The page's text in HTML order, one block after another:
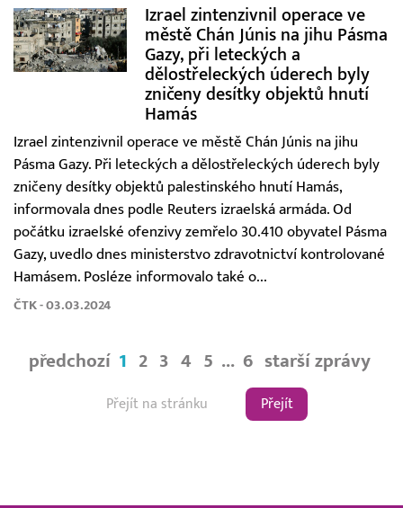
Izrael zintenzivnil operace ve
městě Chán Júnis na jihu Pásma
Gazy, při leteckých a
dělostřeleckých úderech byly
zničeny desítky objektů hnutí
Hamás
Izrael zintenzivnil operace ve městě Chán Júnis na jihu
Pásma Gazy. Při leteckých a dělostřeleckých úderech byly
zničeny desítky objektů palestinského hnutí Hamás,
informovala dnes podle Reuters izraelská armáda. Od
počátku izraelské ofenzivy zemřelo 30.410 obyvatel Pásma
Gazy, uvedlo dnes ministerstvo zdravotnictví kontrolované
Hamásem. Posléze informovalo také o...
ČTK - 03.03.2024
předchozí 1 2 3 4 5 ... 6 starší zprávy
Přejít